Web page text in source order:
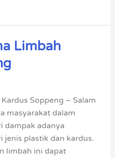
Limbah
Soppeng – Salam
masyarakat dalam
dampak adanya
jenis plastik dan kardus.
limbah ini dapat